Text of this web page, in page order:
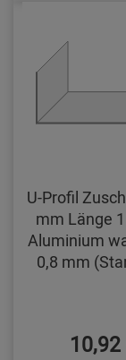
U-Profil
mm Länge
Aluminium
0,8 mm